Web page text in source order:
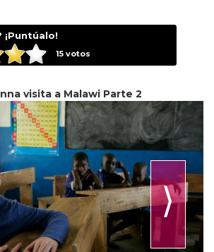
¡Puntúalo!
15votos
visita a Malawi Parte 2
⟩